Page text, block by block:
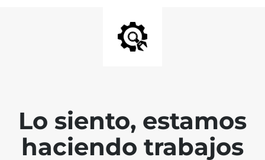
Lo siento, estamos
haciendo trabajos